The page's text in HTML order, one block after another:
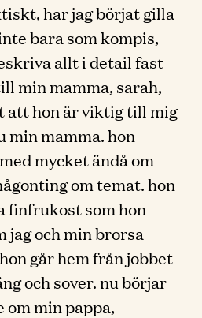
har jag börjat gilla
bara som kompis,
allt i detail fast
min mamma, sarah,
att hon är viktig till mig
min mamma. hon
mycket ändå om
om temat. hon
finfrukost som hon
jag och min brorsa
går hem från jobbet
och sover. nu börjar
min pappa,